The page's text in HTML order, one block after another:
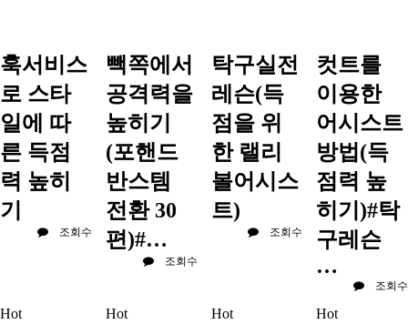
훅서비스
로 스타
일에 따
른 득점
력 높히
기
조회수
빽쪽에서
공격력을
높히기
(포핸드
반스템
전환 30
편)#…
조회수
탁구실전
레슨(득
점을 위
한 랠리
볼어시스
트)
조회수
컷트를
이용한
어시스트
방법(득
점력 높
히기)#탁
구레슨
…
조회수
Hot Hot Hot Hot